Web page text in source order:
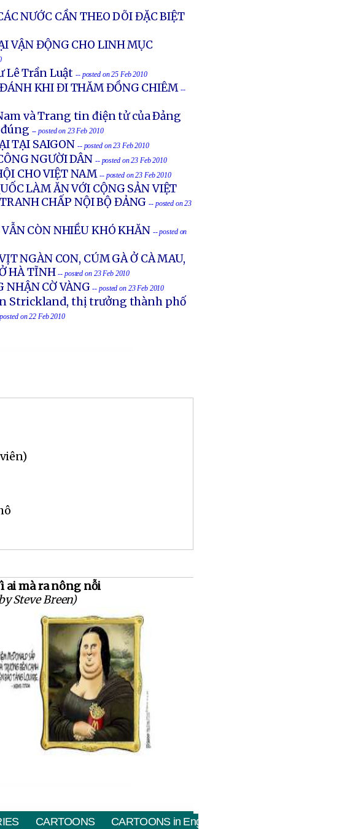
NƯỚC CẦN THEO DÕI ĐẶC BIỆT
VẬN ĐỘNG CHO LINH MỤC
Lê Trần Luật -- posted on 25 Feb 2010
ĐÁNH KHI ĐI THĂM ĐỒNG CHIÊM --
và Trang tin điện tử của Ðảng
-- posted on 23 Feb 2010
TẠI SAIGON -- posted on 23 Feb 2010
NGƯỜI DÂN -- posted on 23 Feb 2010
CHO VIỆT NAM -- posted on 23 Feb 2010
LÀM ĂN VỚI CỘNG SẢN VIỆT
CHẤP NỘI BỘ ĐẢNG -- posted on 23
CÒN NHIỀU KHÓ KHĂN -- posted on
NGÀN CON, CÚM GÀ Ở CÀ MAU,
HÀ TĨNH -- posted on 23 Feb 2010
NHẬN CỜ VÀNG -- posted on 23 Feb 2010
Strickland, thị trưởng thành phố
on 22 Feb 2010
ai mà ra nông nỗi
Steve Breen)
CARTOONS CARTOONS in English